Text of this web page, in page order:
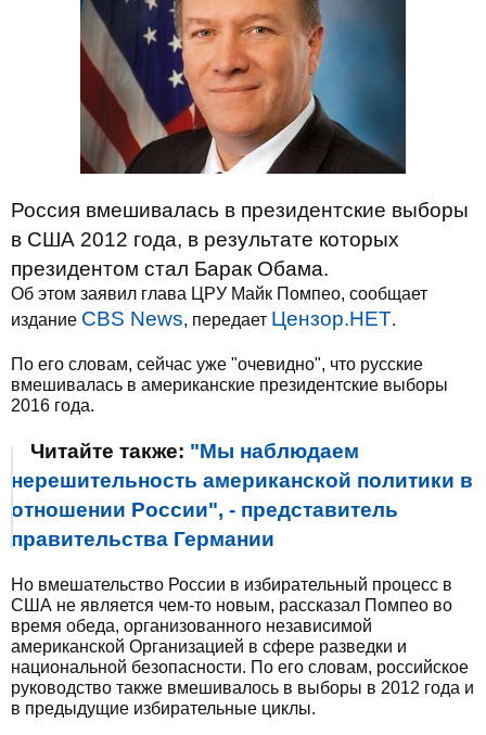
Россия вмешивалась в президентские выборы
в США 2012 года, в результате которых
президентом стал Барак Обама.
Об этом заявил глава ЦРУ Майк Помпео, сообщает
издание CBS News, передает Цензор.НЕТ.
По его словам, сейчас уже "очевидно", что русские
вмешивалась в американские президентские выборы
2016 года.
Читайте также: "Мы наблюдаем
нерешительность американской политики в
отношении России", - представитель
правительства Германии
Но вмешательство России в избирательный процесс в
США не является чем-то новым, рассказал Помпео во
время обеда, организованного независимой
американской Организацией в сфере разведки и
национальной безопасности. По его словам, российское
руководство также вмешивалось в выборы в 2012 года и
в предыдущие избирательные циклы.